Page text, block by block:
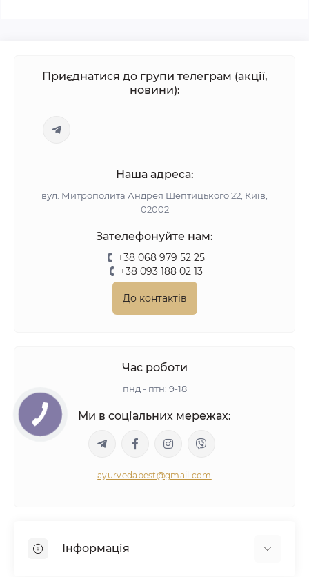
Приєднатися до групи телеграм (акції,
новини):
Наша адреса:
вул. Митрополита Андрея Шептицького 22, Київ,
02002
Зателефонуйте нам:
+38 068 979 52 25
+38 093 188 02 13
До контактів
Час роботи
пнд - птн: 9-18
Ми в соціальних мережах:
ayurvedabest@gmail.com
Інформація